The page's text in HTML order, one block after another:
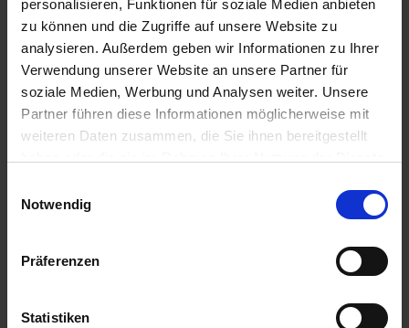
personalisieren, Funktionen für soziale Medien anbieten
zu können und die Zugriffe auf unsere Website zu
analysieren. Außerdem geben wir Informationen zu Ihrer
Verwendung unserer Website an unsere Partner für
soziale Medien, Werbung und Analysen weiter. Unsere
Partner führen diese Informationen möglicherweise mit
weiteren Daten zusammen, die Sie ihnen bereitgestellt
Notwendig
Präferenzen
Statistiken
14.30 Uhr
16.00 Uhr
29.04.2025 - Dienstag
Sfantu Gheorghe / Rumänien
Ausflug: Donaudelta Safari - 78€
12.00 Uhr
20.00 Uhr
30.04.2025 - Mittwoch
Ausflug: Bootsfahrt im rumänischen Donaudelta - 38€
01.05.2025 - Donnerstag
15.30 Uhr